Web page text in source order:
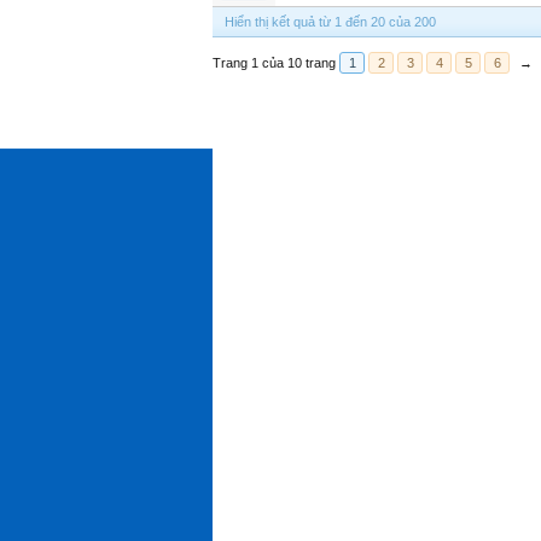
Hiển thị kết quả từ 1 đến 20 của 200
Trang 1 của 10 trang 1 2 3 4 5 6 →